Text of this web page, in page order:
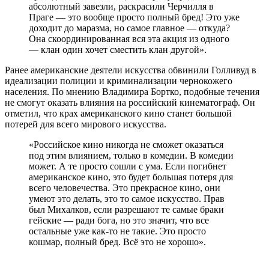
абсолютный завезли, раскрасили Черчилля в
Праге — это вообще просто полный бред! Это уже
доходит до маразма, но самое главное — откуда?
Она скоординированная вся эта акция из одного
— клан один хочет сместить клан другой».
Ранее американские деятели искусства обвинили Голливуд в
идеализации полиции и криминализации чернокожего
населения. По мнению Владимира Бортко, подобные течения
не смогут оказать влияния на российский кинематограф. Он
отметил, что крах американского кино станет большой
потерей для всего мирового искусства.
«Российское кино никогда не сможет оказаться
под этим влиянием, только в комедии. В комедии
может. А те просто сошли с ума. Если погибнет
американское кино, это будет большая потеря для
всего человечества. Это прекрасное кино, они
умеют это делать, это то самое искусство. Прав
был Михалков, если разрешают те самые браки
гейские — ради бога, но это значит, что все
остальные уже как-то не такие. Это просто
кошмар, полный бред. Всё это не хорошо».